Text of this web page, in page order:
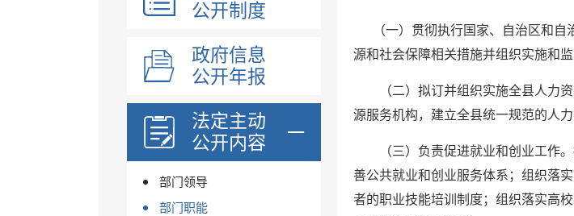
公开制度
政府信息
公开年报
法定主动
公开内容
部门领导
部门职能
（一）贯彻执行国家、自治区和自
源和社会保障相关措施并组织实施和监
（二）拟订并组织实施全县人力
源服务机构，建立全县统一规范的人力
（三）负责促进就业和创业工作
善公共就业和创业服务体系；组织落
者的职业技能培训制度；组织落实高